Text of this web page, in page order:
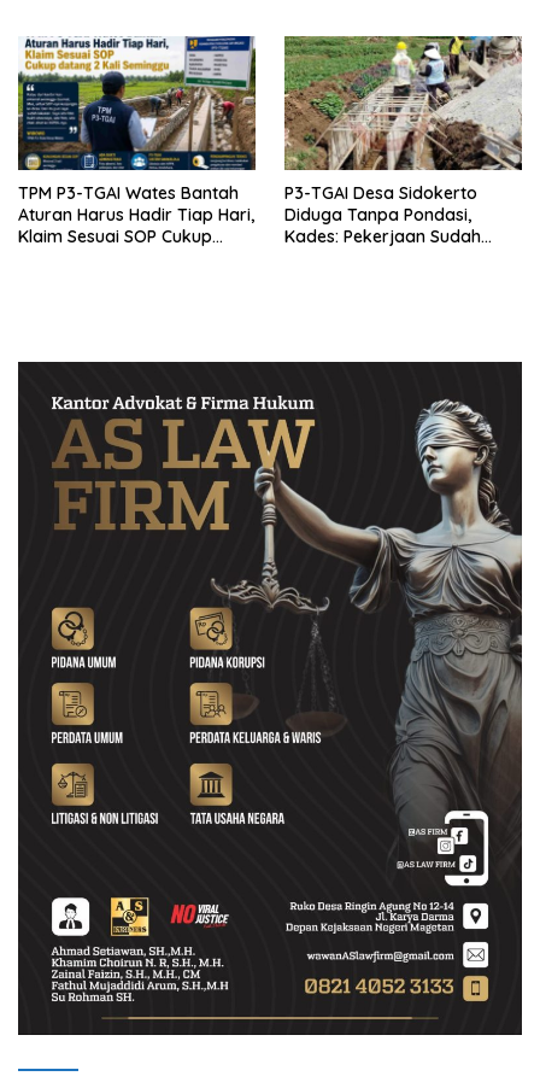
TPM P3-TGAI Wates Bantah
Aturan Harus Hadir Tiap Hari,
Klaim Sesuai SOP Cukup
P3-TGAI Desa Sidokerto
Diduga Tanpa Pondasi,
Kades: Pekerjaan Sudah